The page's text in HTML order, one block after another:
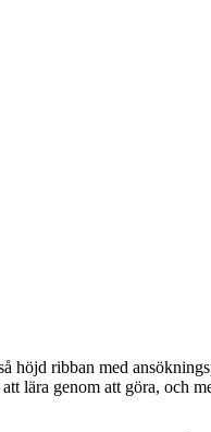
höjd ribban med
lära genom att göra, och